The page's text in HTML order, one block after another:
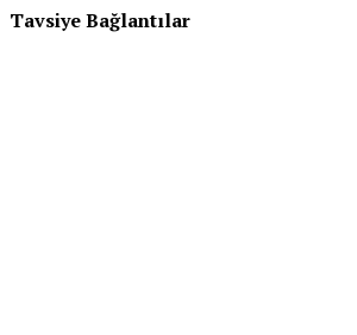
Tavsiye Bağlantılar